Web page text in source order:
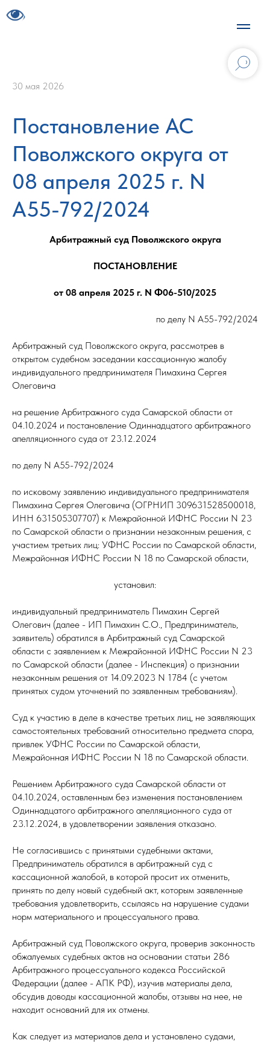
30 мая 2026
Постановление АС
Поволжского округа от
08 апреля 2025 г. N
А55-792/2024
Арбитражный суд Поволжского округа
ПОСТАНОВЛЕНИЕ
от 08 апреля 2025 г. N Ф06-510/2025
по делу N А55-792/2024
Арбитражный суд Поволжского округа, рассмотрев в
открытом судебном заседании кассационную жалобу
индивидуального предпринимателя Пимахина Сергея
Олеговича
на решение Арбитражного суда Самарской области от
04.10.2024 и постановление Одиннадцатого арбитражного
апелляционного суда от 23.12.2024
по делу N А55-792/2024
по исковому заявлению индивидуального предпринимателя
Пимахина Сергея Олеговича (ОГРНИП 309631528500018,
ИНН 631505307707) к Межрайонной ИФНС России N 23
по Самарской области о признании незаконным решения, с
участием третьих лиц: УФНС России по Самарской области,
Межрайонная ИФНС России N 18 по Самарской области,
установил:
индивидуальный предприниматель Пимахин Сергей
Олегович (далее - ИП Пимахин С.О., Предприниматель,
заявитель) обратился в Арбитражный суд Самарской
области с заявлением к Межрайонной ИФНС России N 23
по Самарской области (далее - Инспекция) о признании
незаконным решения от 14.09.2023 N 1784 (с учетом
принятых судом уточнений по заявленным требованиям).
Суд к участию в деле в качестве третьих лиц, не заявляющих
самостоятельных требований относительно предмета спора,
привлек УФНС России по Самарской области,
Межрайонная ИФНС России N 18 по Самарской области.
Решением Арбитражного суда Самарской области от
04.10.2024, оставленным без изменения постановлением
Одиннадцатого арбитражного апелляционного суда от
23.12.2024, в удовлетворении заявления отказано.
Не согласившись с принятыми судебными актами,
Предприниматель обратился в арбитражный суд с
кассационной жалобой, в которой просит их отменить,
принять по делу новый судебный акт, которым заявленные
требования удовлетворить, ссылаясь на нарушение судами
норм материального и процессуального права.
Арбитражный суд Поволжского округа, проверив законность
обжалуемых судебных актов на основании статьи 286
Арбитражного процессуального кодекса Российской
Федерации (далее - АПК РФ), изучив материалы дела,
обсудив доводы кассационной жалобы, отзывы на нее, не
находит оснований для их отмены.
Как следует из материалов дела и установлено судами,